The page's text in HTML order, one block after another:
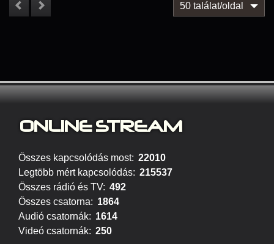
50 találat/oldal
ONLINE STREAM
Összes kapcsolódás most: 22010
Legtöbb mért kapcsolódás: 215537
Összes rádió és TV: 492
Összes csatorna: 1864
Audió csatornák: 1614
Videó csatornák: 250